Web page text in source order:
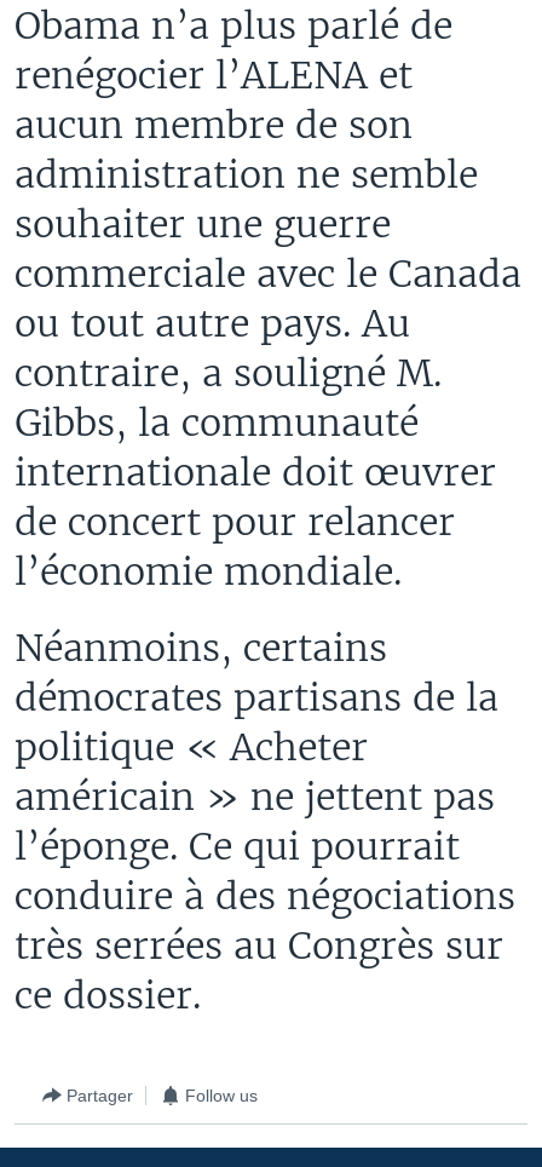
Obama n’a plus parlé de
renégocier l’ALENA et
aucun membre de son
administration ne semble
souhaiter une guerre
commerciale avec le Canada
ou tout autre pays. Au
contraire, a souligné M.
Gibbs, la communauté
internationale doit œuvrer
de concert pour relancer
l’économie mondiale.
Néanmoins, certains
démocrates partisans de la
politique « Acheter
américain » ne jettent pas
l’éponge. Ce qui pourrait
conduire à des négociations
très serrées au Congrès sur
ce dossier.
Partager Follow us